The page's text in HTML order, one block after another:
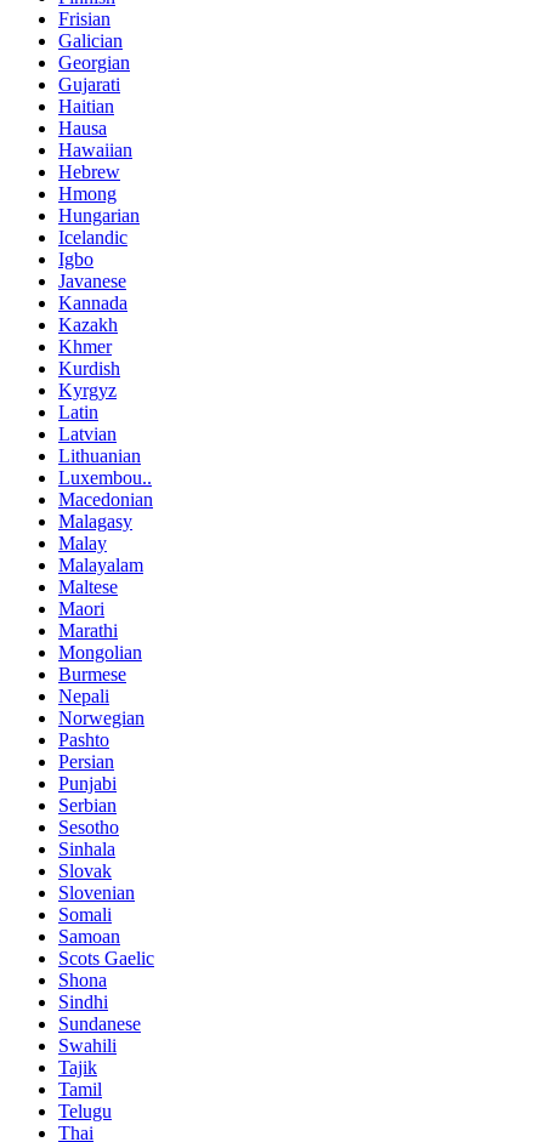
Frisian
Galician
Georgian
Gujarati
Haitian
Hausa
Hawaiian
Hebrew
Hmong
Hungarian
Icelandic
Igbo
Javanese
Kannada
Kazakh
Khmer
Kurdish
Kyrgyz
Latin
Latvian
Lithuanian
Luxembou..
Macedonian
Malagasy
Malay
Malayalam
Maltese
Maori
Marathi
Mongolian
Burmese
Nepali
Norwegian
Pashto
Persian
Punjabi
Serbian
Sesotho
Sinhala
Slovak
Slovenian
Somali
Samoan
Scots Gaelic
Shona
Sindhi
Sundanese
Swahili
Tajik
Tamil
Telugu
Thai